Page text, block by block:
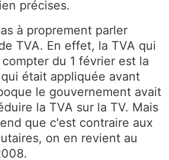
précises.
à proprement parler
TVA. En effet, la TVA qui
du 1 février est la
était appliquée avant
le gouvernement avait
la TVA sur la TV. Mais
que c'est contraire aux
on en revient au